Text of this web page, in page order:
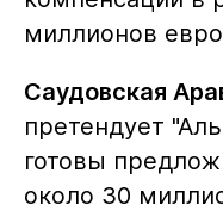
миллионов
Саудовская
претендует
готовы
около 30